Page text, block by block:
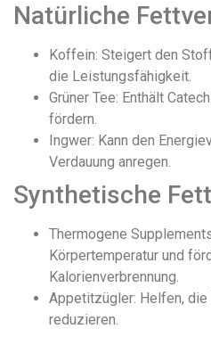
Natürliche
Koffein: Steigert den
die Leistungsfähigkeit.
Grüner Tee: Enthält
fördern.
Ingwer: Kann den
Verdauung anregen.
Synthetische
Thermogene
Körpertemperatur und
Kalorienverbrennung.
Appetitzügler: Helfen, die
reduzieren.